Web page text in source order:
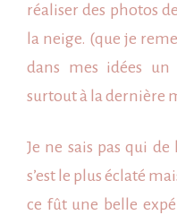
la
réaliser des photos
la neige. (que je
dans mes idées un
surtout à la dernière
Je ne sais pas qui
s’est le plus éclaté
ce fût une belle